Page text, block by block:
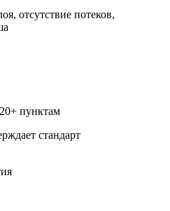
отсутствие потеков,
пунктам
стандарт